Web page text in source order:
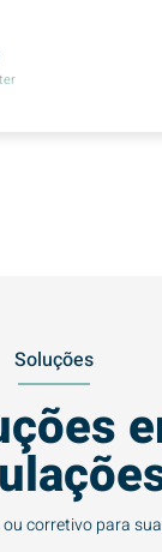
Soluções
corretivo para